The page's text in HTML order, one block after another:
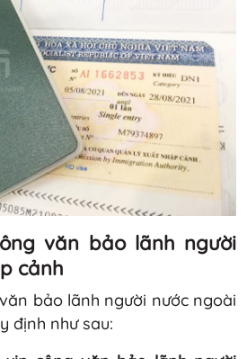
văn bảo lãnh người
cảnh
bảo lãnh người nước ngoài
định như sau: